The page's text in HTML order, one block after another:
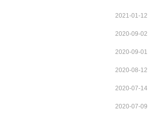
2021-01-12
2020-09-02
2020-09-01
2020-08-12
2020-07-14
2020-07-09